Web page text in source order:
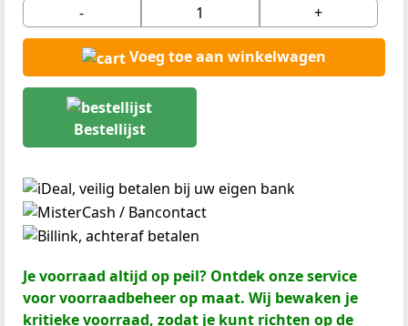
- +
Voeg toe aan winkelwagen
Bestellijst
Je voorraad altijd op peil? Ontdek onze service
voor voorraadbeheer op maat. Wij bewaken je
kritieke voorraad, zodat je kunt richten op de